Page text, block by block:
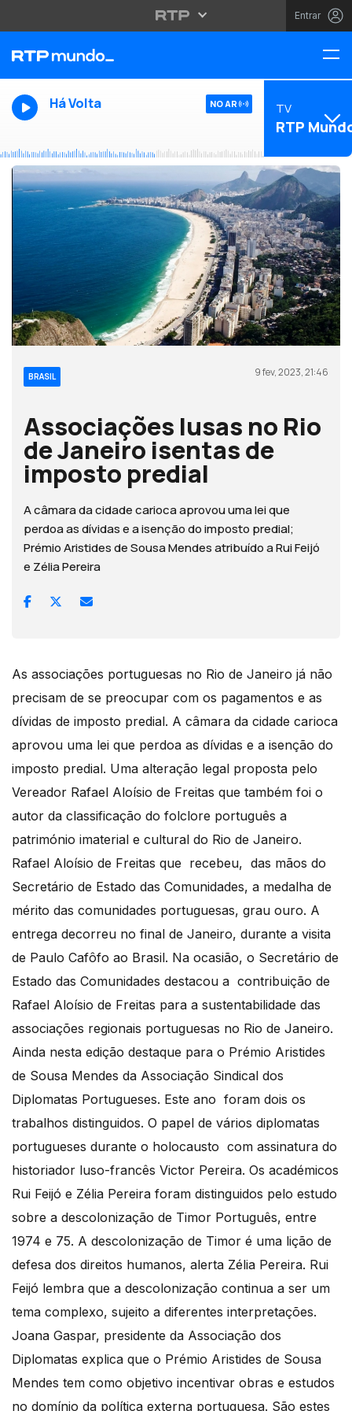
Entrar
Há Volta NO AR TV
RTP
BRASIL 9 fev, 2023, 21:46
Associações lusas no Rio
de Janeiro isentas de
imposto predial
A câmara da cidade carioca aprovou uma lei que
perdoa as dívidas e a isenção do imposto predial;
Prémio Aristides de Sousa Mendes atribuído a Rui Feijó
e Zélia Pereira
As associações portuguesas no Rio de Janeiro já não
precisam de se preocupar com os pagamentos e as
dívidas de imposto predial. A câmara da cidade carioca
aprovou uma lei que perdoa as dívidas e a isenção do
imposto predial. Uma alteração legal proposta pelo
Vereador Rafael Aloísio de Freitas que também foi o
autor da classificação do folclore português a
património imaterial e cultural do Rio de Janeiro.
Rafael Aloísio de Freitas que recebeu, das mãos do
Secretário de Estado das Comunidades, a medalha de
mérito das comunidades portuguesas, grau ouro. A
entrega decorreu no final de Janeiro, durante a visita
de Paulo Cafôfo ao Brasil. Na ocasião, o Secretário de
Estado das Comunidades destacou a contribuição de
Rafael Aloísio de Freitas para a sustentabilidade das
associações regionais portuguesas no Rio de Janeiro.
Ainda nesta edição destaque para o Prémio Aristides
de Sousa Mendes da Associação Sindical dos
Diplomatas Portugueses. Este ano foram dois os
trabalhos distinguidos. O papel de vários diplomatas
portugueses durante o holocausto com assinatura do
historiador luso-francês Victor Pereira. Os académicos
Rui Feijó e Zélia Pereira foram distinguidos pelo estudo
sobre a descolonização de Timor Português, entre
1974 e 75. A descolonização de Timor é uma lição de
defesa dos direitos humanos, alerta Zélia Pereira. Rui
Feijó lembra que a descolonização continua a ser um
tema complexo, sujeito a diferentes interpretações.
Joana Gaspar, presidente da Associação dos
Diplomatas explica que o Prémio Aristides de Sousa
Mendes tem como objetivo incentivar obras e estudos
no domínio da política externa portuguesa. São estes